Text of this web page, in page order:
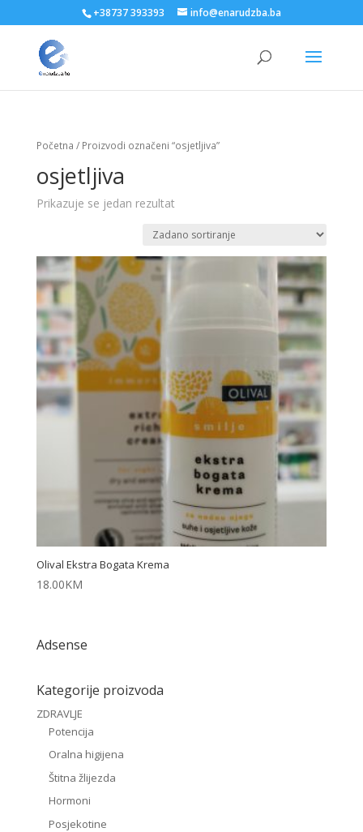
+38737 393393 info@enarudzba.ba
Početna / Proizvodi označeni “osjetljiva”
osjetljiva
Prikazuje se jedan rezultat
Olival Ekstra Bogata Krema
18.00KM
Adsense
Kategorije proizvoda
ZDRAVLJE
Potencija
Oralna higijena
Štitna žlijezda
Hormoni
Posjekotine